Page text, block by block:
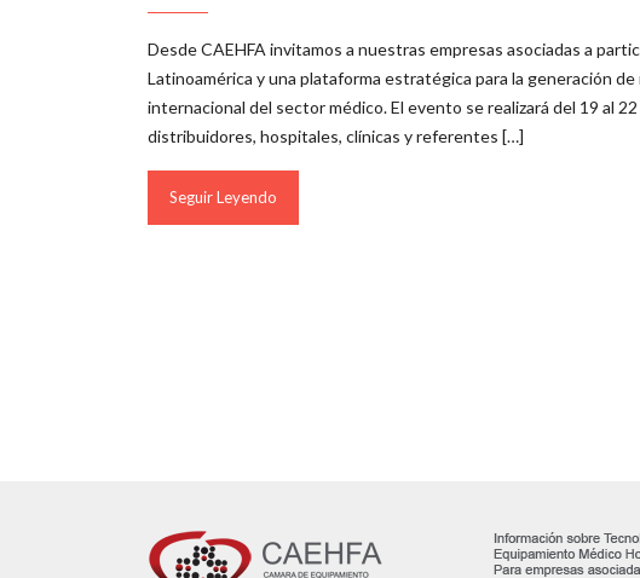
Desde CAEHFA invitamos a nuestras empresas asociadas a
Latinoamérica y una plataforma estratégica para la generación
internacional del sector médico. El evento se realizará del 19 al
distribuidores, hospitales, clínicas y referentes […]
Seguir Leyendo